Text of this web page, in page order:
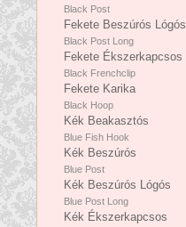
Black Post
Fekete Beszúrós Lógós
Black Post Long
Fekete Ékszerkapcsos
Black Frenchclip
Fekete Karika
Black Hoop
Kék Beakasztós
Blue Fish Hook
Kék Beszúrós
Blue Post
Kék Beszúrós Lógós
Blue Post Long
Kék Ékszerkapcsos